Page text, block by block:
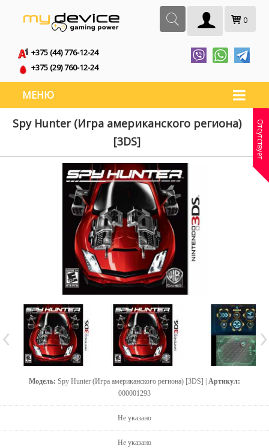
0
+375 (44) 776-12-24
+375 (29) 760-12-24
МЕНЮ
Spy Hunter (Игра американского региона)
[3DS]
Модель: Spy Hunter (Игра американского региона) [3DS] | Артикул:
000001293
Не указано
Не указано
Отсутствует